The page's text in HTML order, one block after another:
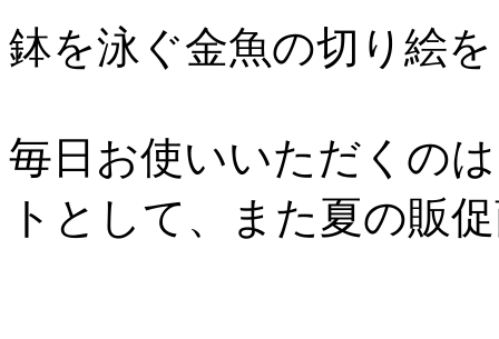
鉢を泳ぐ金魚の切り絵
毎日お使いいただくの
トとして、また夏の販